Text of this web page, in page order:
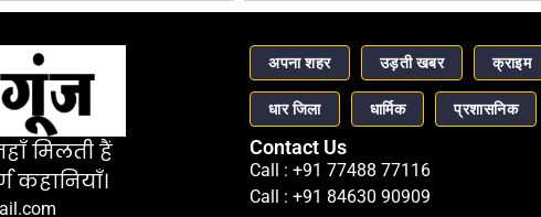
मिलती हैं
अपना शहर उड़ती खबर क्राइम
धार जिला धार्मिक प्रशासनिक
Contact Us
Call : +91 77488 77116
Call : +91 84630 90909